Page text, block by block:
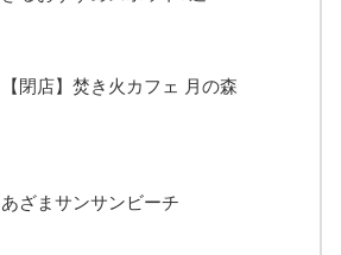
【閉店】焚き火カフェ 月の森
あざまサンサンビーチ